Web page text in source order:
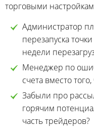
торговыми
Администратор
перезапуска
недели
Менеджер по
счета вместо
Забыли про
горячим
часть трейдеров?